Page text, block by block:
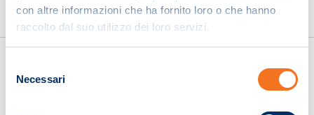
con altre informazioni che ha fornito loro o che hanno
raccolto dal suo utilizzo dei loro servizi.
delNecessari